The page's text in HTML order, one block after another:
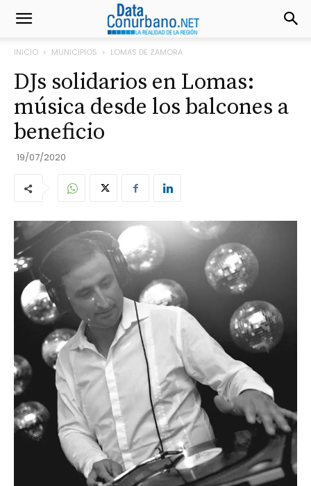
INICIO MUNICIPIOS LOMAS DE ZAMORA
DJs solidarios en Lomas:
música desde los balcones a
beneficio
19/07/2020